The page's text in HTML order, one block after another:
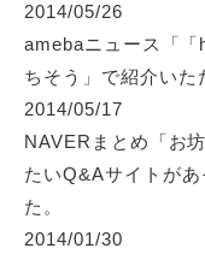
2014/05/26
amebaニュース「
ちそう」 で紹介いた
2014/05/17
NAVERまとめ「お
たいQ&Aサイトがあ
た。
2014/01/30